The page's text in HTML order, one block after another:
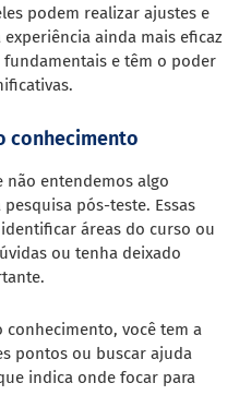
podem realizar ajustes e
ainda mais eficaz
e têm o poder
conhecimento
não entendemos algo
pós-teste. Essas
áreas do curso ou
ou tenha deixado
conhecimento, você tem a
pontos ou buscar ajuda
indica onde focar para